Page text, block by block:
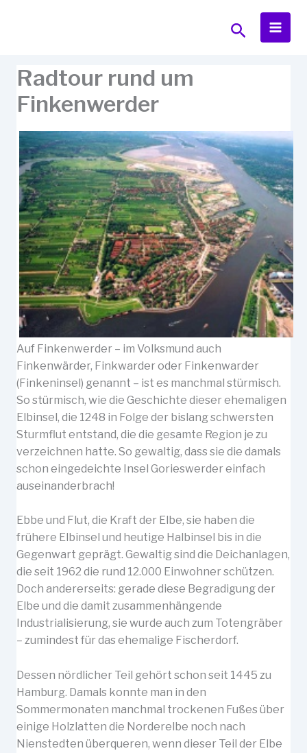
Suchen
Radtour rund um
Finkenwerder
Auf Finkenwerder – im Volksmund auch
Finkenwärder, Finkwarder oder Finkenwarder
(Finkeninsel) genannt – ist es manchmal stürmisch.
So stürmisch, wie die Geschichte dieser ehemaligen
Elbinsel, die 1248 in Folge der bislang schwersten
Sturmflut entstand, die die gesamte Region je zu
verzeichnen hatte. So gewaltig, dass sie die damals
schon eingedeichte Insel Gorieswerder einfach
auseinanderbrach!
Ebbe und Flut, die Kraft der Elbe, sie haben die
frühere Elbinsel und heutige Halbinsel bis in die
Gegenwart geprägt. Gewaltig sind die Deichanlagen,
die seit 1962 die rund 12.000 Einwohner schützen.
Doch andererseits: gerade diese Begradigung der
Elbe und die damit zusammenhängende
Industrialisierung, sie wurde auch zum Totengräber
– zumindest für das ehemalige Fischerdorf.
Dessen nördlicher Teil gehört schon seit 1445 zu
Hamburg. Damals konnte man in den
Sommermonaten manchmal trockenen Fußes über
einige Holzlatten die Norderelbe noch nach
Nienstedten überqueren, wenn dieser Teil der Elbe